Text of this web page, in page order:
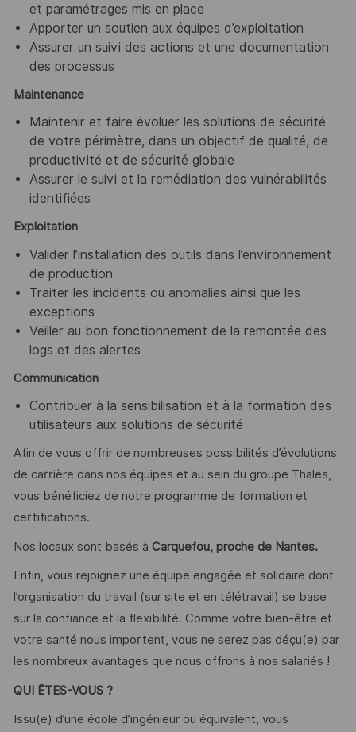
et paramétrages mis en place
Apporter un soutien aux équipes d’exploitation
Assurer un suivi des actions et une documentation
des processus
Maintenance
Maintenir et faire évoluer les solutions de sécurité
de votre périmètre, dans un objectif de qualité, de
productivité et de sécurité globale
Assurer le suivi et la remédiation des vulnérabilités
identifiées
Exploitation
Valider l’installation des outils dans l’environnement
de production
Traiter les incidents ou anomalies ainsi que les
exceptions
Veiller au bon fonctionnement de la remontée des
logs et des alertes
Communication
Contribuer à la sensibilisation et à la formation des
utilisateurs aux solutions de sécurité
Afin de vous offrir de nombreuses possibilités d’évolutions
de carrière dans nos équipes et au sein du groupe Thales,
vous bénéficiez de notre programme de formation et
certifications.
Nos locaux sont basés à Carquefou, proche de Nantes.
Enfin, vous rejoignez une équipe engagée et solidaire dont
l’organisation du travail (sur site et en télétravail) se base
sur la confiance et la flexibilité. Comme votre bien-être et
votre santé nous importent, vous ne serez pas déçu(e) par
les nombreux avantages que nous offrons à nos salariés !
QUI ÊTES-VOUS ?
Issu(e) d’une école d’ingénieur ou équivalent, vous